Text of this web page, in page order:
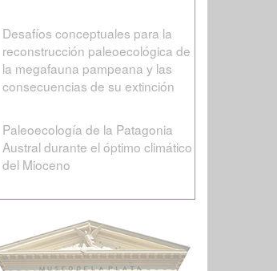
Desafíos conceptuales para la
reconstrucción paleoecológica de
la megafauna pampeana y las
consecuencias de su extinción
Paleoecología de la Patagonia
Austral durante el óptimo climático
del Mioceno